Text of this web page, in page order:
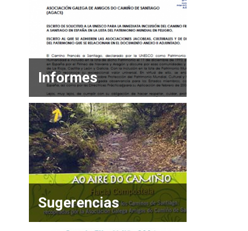
Informes
Sugerencias